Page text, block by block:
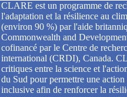
CLARE est un programme de
l'adaptation et la résilience au
(environ 90 %) par l'aide
Commonwealth and
cofinancé par le Centre de
international (CRDI), Canada.
critiques entre la science et
du Sud pour permettre une
inclusive afin de renforcer la